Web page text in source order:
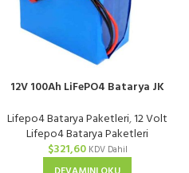
12V 100Ah LiFePO4 Batarya JK
Lifepo4 Batarya Paketleri,12 Volt
Lifepo4 Batarya Paketleri
$321,60 KDV Dahil